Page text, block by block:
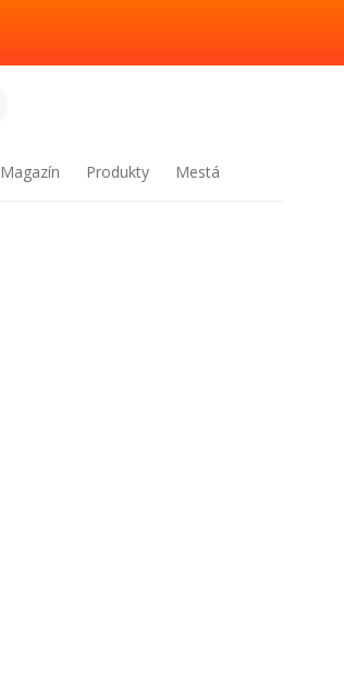
Magazín Produkty Mestá